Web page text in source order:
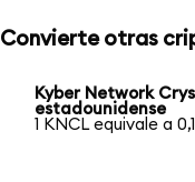
Convierte otras
Kyber Network
estadounidense
1 KNCL equivale a